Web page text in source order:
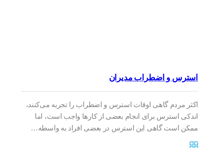
استرس و اضطراب مدیران
اکثر مردم گاهی اوقات استرس و اضطراب را تجربه می‌کنند،
اندکی استرس برای انجام بعضی از کار‌ها واجب است، اما
ممکن است گاهی این استرس در بعضی افراد به واسطه…